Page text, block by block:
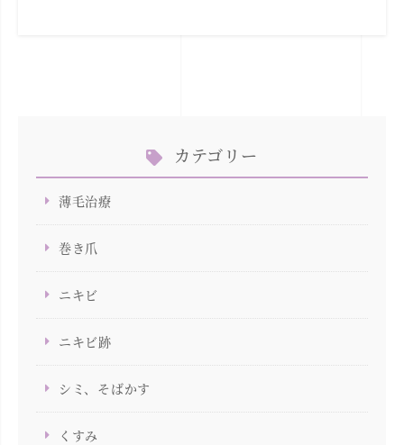
カテゴリー
薄毛治療
巻き爪
ニキビ
ニキビ跡
シミ、そばかす
くすみ